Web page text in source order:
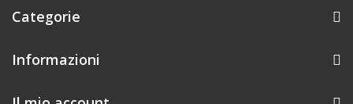
Categorie
Informazioni